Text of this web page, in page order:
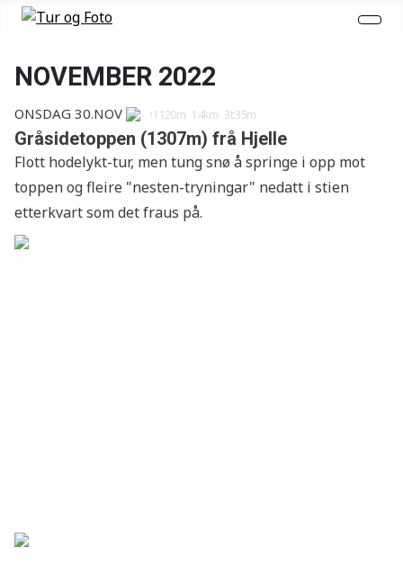
NOVEMBER 2022
Onsdag 30.nov ↑1120m 14km 3t:35m
Gråsidetoppen (1307m) frå Hjelle
Flott hodelykt-tur, men tung snø å springe i opp mot
toppen og fleire "nesten-tryningar" nedatt i stien
etterkvart som det fraus på.